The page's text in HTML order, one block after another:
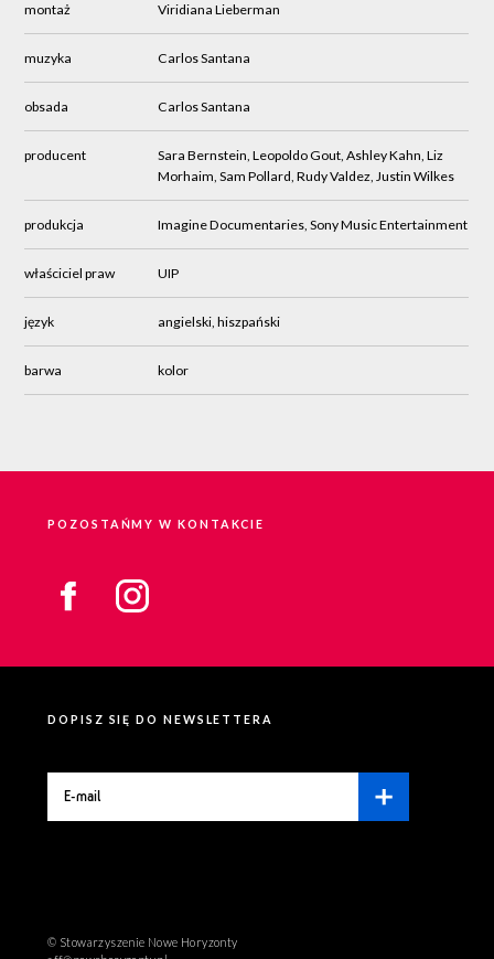
montaż Viridiana Lieberman
muzyka Carlos Santana
obsada Carlos Santana
producent
Sara Bernstein, Leopoldo Gout, Ashley Kahn, Liz
Morhaim, Sam Pollard, Rudy Valdez, Justin Wilkes
produkcja Imagine Documentaries, Sony Music Entertainment
właściciel praw UIP
język angielski, hiszpański
barwa kolor
POZOSTAŃMY W KONTAKCIE
DOPISZ SIĘ DO NEWSLETTERA
© Stowarzyszenie Nowe Horyzonty